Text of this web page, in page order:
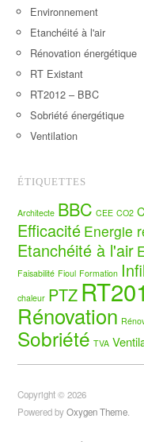
Environnement
Etanchéité à l'air
Rénovation énergétique
RT Existant
RT2012 – BBC
Sobriété énergétique
Ventilation
ÉTIQUETTES
Architecte BBC CEE CO2
Efficacité Energie
Etanchéité à l'air
Faisabilité Fioul Formation
chaleur PTZ
Rénovation
Sobriété TVA
Copyright © 2026
Powered byOxygen Theme